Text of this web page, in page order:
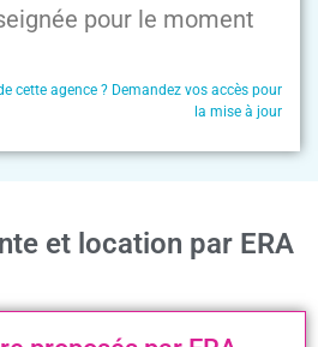
pour le moment
cette agence ? Demandez vos accès pour
la mise à jour
et location par ERA